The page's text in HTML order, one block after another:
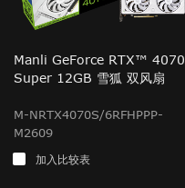
Manli GeForce RTX™ 4070
Super 12GB 雪狐 双风扇
M-NRTX4070S/6RFHPPP-
M2609
加入比较表